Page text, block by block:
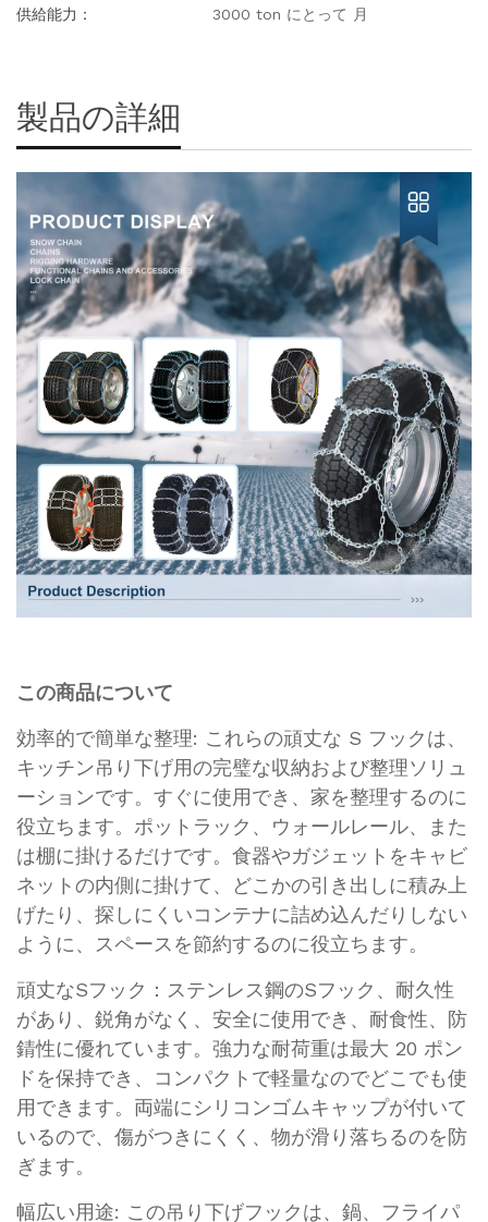
供給能力：
3000 ton にとって 月
製品の詳細
この商品について
効率的で簡単な整理: これらの頑丈な S フックは、
キッチン吊り下げ用の完璧な収納および整理ソリュ
ーションです。すぐに使用でき、家を整理するのに
役立ちます。ポットラック、ウォールレール、また
は棚に掛けるだけです。食器やガジェットをキャビ
ネットの内側に掛けて、どこかの引き出しに積み上
げたり、探しにくいコンテナに詰め込んだりしない
ように、スペースを節約するのに役立ちます。
頑丈なSフック：ステンレス鋼のSフック、耐久性
があり、鋭角がなく、安全に使用でき、耐食性、防
錆性に優れています。強力な耐荷重は最大 20 ポン
ドを保持でき、コンパクトで軽量なのでどこでも使
用できます。両端にシリコンゴムキャップが付いて
いるので、傷がつきにくく、物が滑り落ちるのを防
ぎます。
幅広い用途: この吊り下げフックは、鍋、フライパ